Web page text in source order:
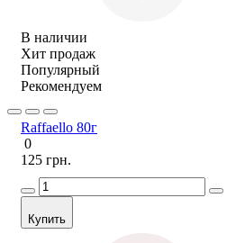
В наличии
Хит продаж
Популярный
Рекомендуем
Raffaello 80г
0
125 грн.
Купить